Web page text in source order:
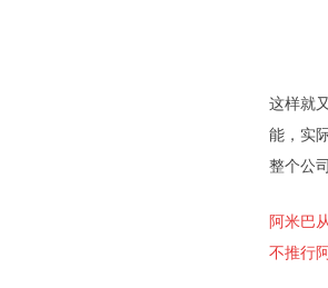
这样就
能，实
整个公
阿米巴
不推行